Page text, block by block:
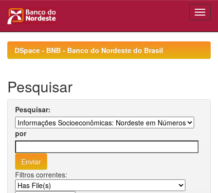
navigationDSpace - BNB - Banco do Nordeste do Brasil
Pesquisar
Pesquisar:
por
Filtros correntes: